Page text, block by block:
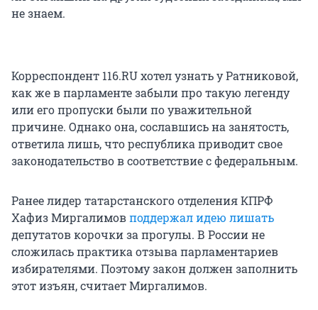
не знаем.
Корреспондент 116.RU хотел узнать у Ратниковой,
как же в парламенте забыли про такую легенду
или его пропуски были по уважительной
причине. Однако она, сославшись на занятость,
ответила лишь, что республика приводит свое
законодательство в соответствие с федеральным.
Ранее лидер татарстанского отделения КПРФ
Хафиз Миргалимовподдержал идею лишать
депутатов корочки за прогулы. В России не
сложилась практика отзыва парламентариев
избирателями. Поэтому закон должен заполнить
этот изъян, считает Миргалимов.